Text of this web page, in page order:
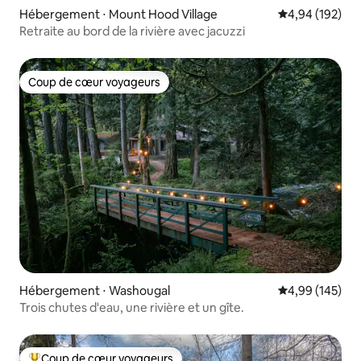
Hébergement ⋅ Mount Hood Village Évaluation
4,94 (192)
Retraite au bord de la rivière avec jacuzzi
Coup de cœur voyageurs
Coup de cœur voyageurs
Hébergement ⋅ Washougal Évaluation
4,99 (145)
Trois chutes d'eau, une rivière et un gîte.